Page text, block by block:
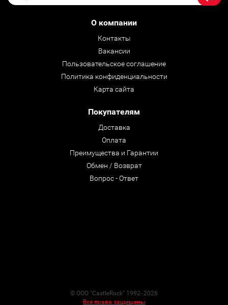
О компании
Контакты
Вакансии
Пользовательское соглашение
Политика конфиденциальности
Карта сайта
Покупателям
Доставка
Оплата
Преимущества и Гарантии
Обмен / Возврат
Вопрос - Ответ
© ООО "CastleRock" 1992- 2026
Все права защищены